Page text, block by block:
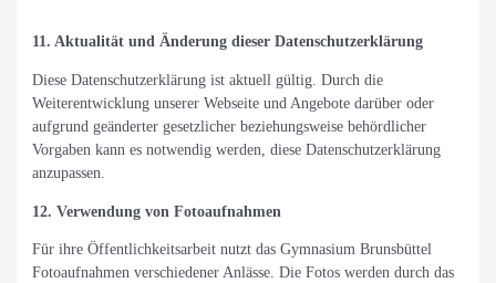
11. Aktualität und Änderung dieser Datenschutzerklärung
Diese Datenschutzerklärung ist aktuell gültig. Durch die
Weiterentwicklung unserer Webseite und Angebote darüber oder
aufgrund geänderter gesetzlicher beziehungsweise behördlicher
Vorgaben kann es notwendig werden, diese Datenschutzerklärung
anzupassen.
12. Verwendung von Fotoaufnahmen
Für ihre Öffentlichkeitsarbeit nutzt das Gymnasium Brunsbüttel
Fotoaufnahmen verschiedener Anlässe. Die Fotos werden durch das